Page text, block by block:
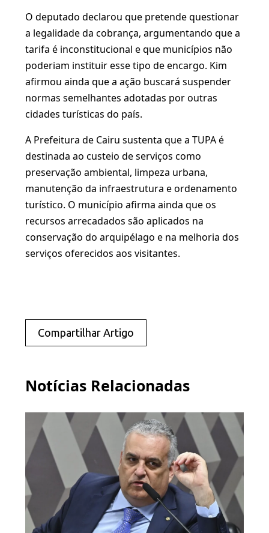
O deputado declarou que pretende questionar
a legalidade da cobrança, argumentando que a
tarifa é inconstitucional e que municípios não
poderiam instituir esse tipo de encargo. Kim
afirmou ainda que a ação buscará suspender
normas semelhantes adotadas por outras
cidades turísticas do país.
A Prefeitura de Cairu sustenta que a TUPA é
destinada ao custeio de serviços como
preservação ambiental, limpeza urbana,
manutenção da infraestrutura e ordenamento
turístico. O município afirma ainda que os
recursos arrecadados são aplicados na
conservação do arquipélago e na melhoria dos
serviços oferecidos aos visitantes.
Compartilhar Artigo
Notícias Relacionadas